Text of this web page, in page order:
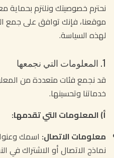
نحترم خصوصيتك ونلتزم بحماية
موقعنا، فإنك توافق على جمع
لهذه السياسة.
1. المعلومات التي نجمعها
قد نجمع فئات متعددة من
خدماتنا وتحسينها.
أ) المعلومات التي تقدمها:
معلومات الاتصال: اسمك
نماذج الاتصال أو الاشتراك في